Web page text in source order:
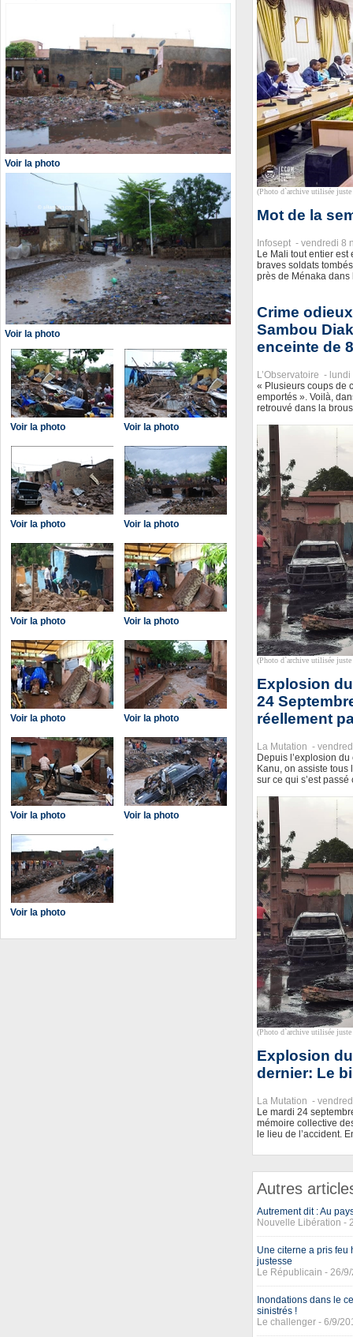
Voir la photo
Voir la photo
Voir la photo Voir la photo
Voir la photo Voir la photo
Voir la photo Voir la photo
Voir la photo Voir la photo
Voir la photo Voir la photo
Voir la photo
(Photo d`archive utilisée
Mot de la
Infosept - vendredi 8
Le Mali tout entier est
braves soldats
près de Ménaka
Crime
Sambou
enceinte de
L’Observatoire - lundi
« Plusieurs coups de
emportés ». Voilà,
retrouvé dans la
(Photo d`archive utilisée
Explosion
24
réellement
La Mutation -
Depuis l’explosion
Kanu, on assiste tous
sur ce qui s’est
(Photo d`archive utilisée
Explosion
dernier: Le
La Mutation -
Le mardi 24
mémoire collective
le lieu de l’accident.
Autres
Autrement dit : Au
Nouvelle Libération -
Une citerne a pris
justesse
Le Républicain - 26/
Inondations dans le
sinistrés !
Le challenger - 6/9/